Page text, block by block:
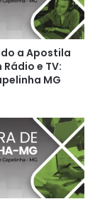
a Apostila
e TV:
MG